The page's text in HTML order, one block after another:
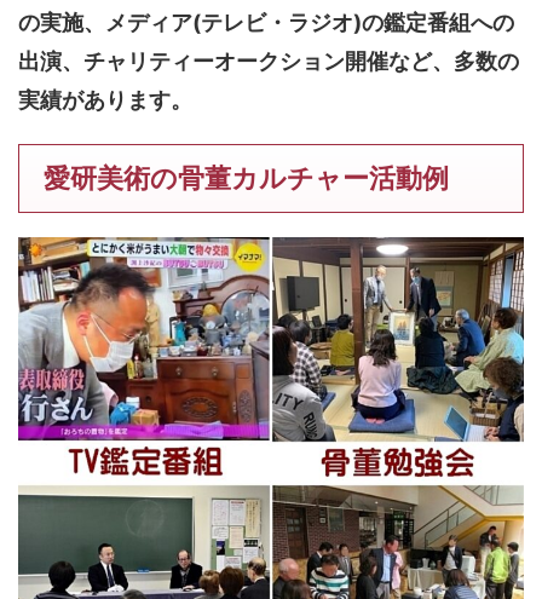
の実施、メディア(テレビ・ラジオ)の鑑定番組への
出演、チャリティーオークション開催など、多数の
実績があります。
愛研美術の骨董カルチャー活動例